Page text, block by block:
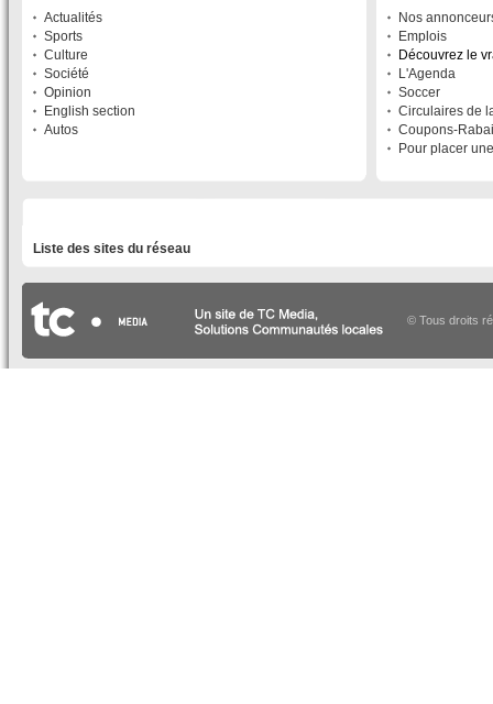
Actualités
Sports
Culture
Société
Opinion
English section
Autos
Nos
Emplois
Découvrez le
L'Agenda
Soccer
Circulaires de
Coupons-
Pour placer
Liste des sites du réseau
© Tous droits